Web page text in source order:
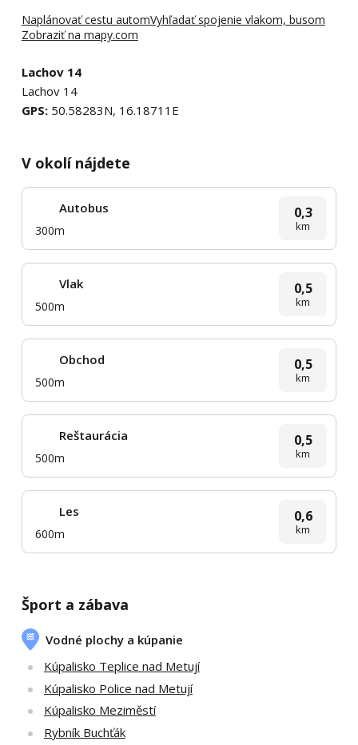
Naplánovať cestu automVyhľadať spojenie vlakom, busom
Zobraziť na mapy.com
Lachov 14
Lachov 14
GPS:50.58283N, 16.18711E
V okolí nájdete
Autobus
300m
0,3
km
Vlak
500m
0,5
km
Obchod
500m
0,5
km
Reštaurácia
500m
0,5
km
Les
600m
0,6
km
Šport a zábava
Vodné plochy a kúpanie
Kúpalisko Teplice nad Metují
Kúpalisko Police nad Metují
Kúpalisko Meziměstí
Rybník Buchťák